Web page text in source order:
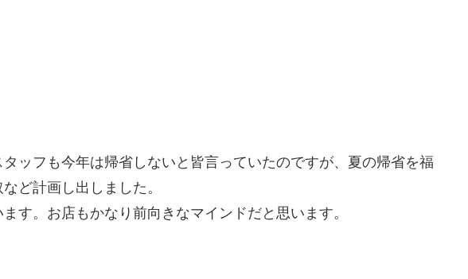
ッフも今年は帰省しないと皆言っていたのですが、夏の帰省を福
ど計画し出しました。
す。お店もかなり前向きなマインドだと思います。